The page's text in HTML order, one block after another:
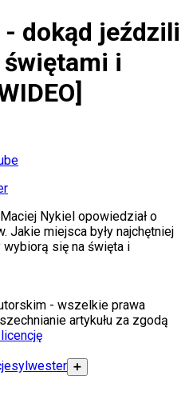
dokąd jeździli
świętami i
Nykiel opowiedział o
Jakie miejsca były najchętniej
się na święta i
- wszelkie prawa
artykułu za zgodą
sylwester ➕